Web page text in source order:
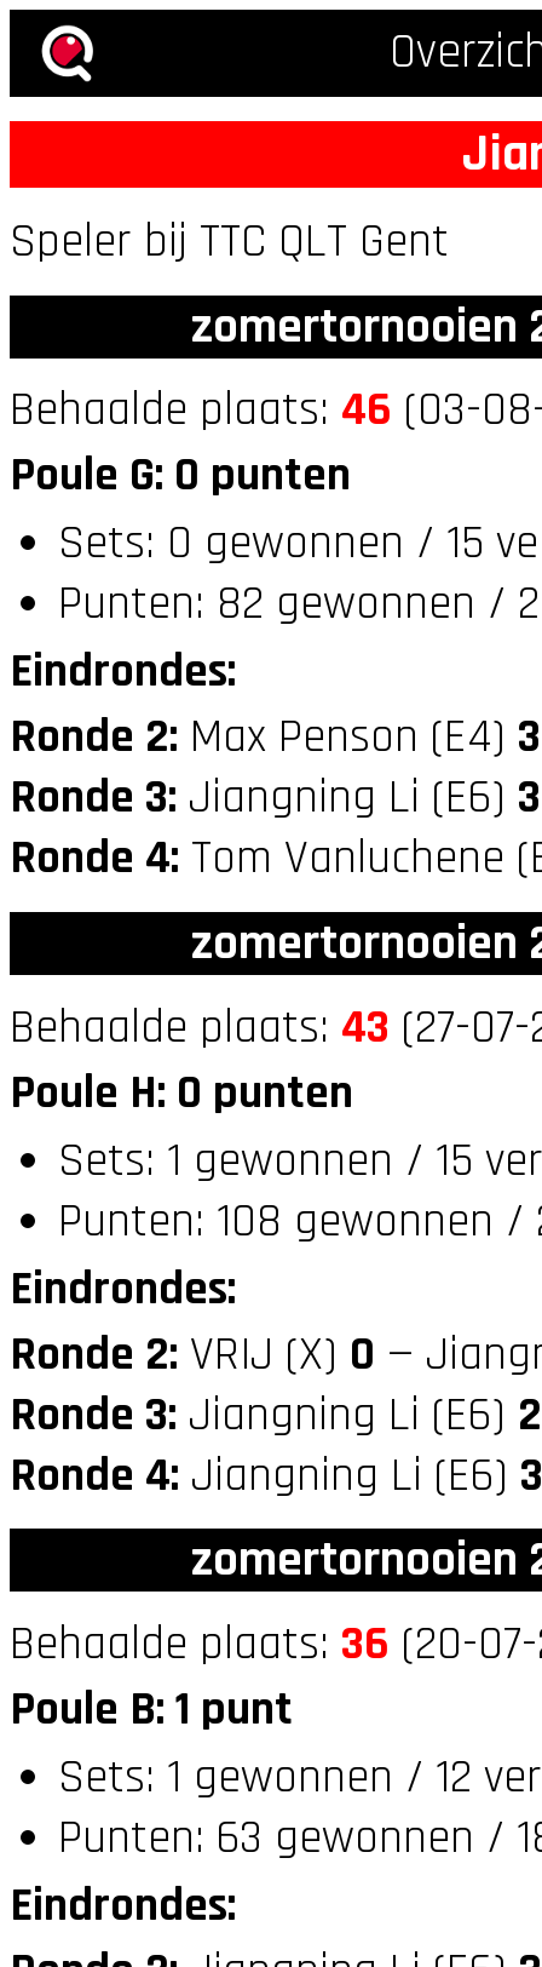
Speler bij TTC QLT Gent
zomertornooien
Behaalde plaats: 46 (03-
Poule G: 0 punten
Sets: 0 gewonnen / 15
Punten: 82 gewonnen /
Eindrondes:
Ronde 2: Max Penson (E4) 3
Ronde 3: Jiangning Li (E6) 3
Ronde 4: Tom Vanluchene
zomertornooien
Behaalde plaats: 43 (27-
Poule H: 0 punten
Sets: 1 gewonnen / 15
Punten: 108 gewonnen /
Eindrondes:
Ronde 2: VRIJ (X) 0 —
Ronde 3: Jiangning Li (E6) 2
Ronde 4: Jiangning Li (E6) 3
zomertornooien
Behaalde plaats: 36 (20-
Poule B: 1 punt
Sets: 1 gewonnen / 12
Punten: 63 gewonnen /
Eindrondes: